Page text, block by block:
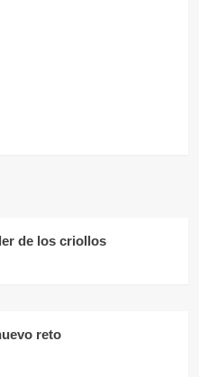
de los criollos
reto